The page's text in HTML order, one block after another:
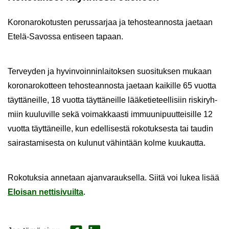
Ko­ro­na­ro­ko­tus­ten pe­rus­sar­jaa ja te­hos­tean­nos­ta jae­taan
Etelä-​Savossa en­ti­seen ta­paan.
Ter­vey­den ja hy­vin­voin­nin­lai­tok­sen suo­si­tuk­sen mu­kaan
ko­ro­na­ro­kot­teen te­hos­tean­nos­ta jae­taan kai­kil­le 65 vuot­ta
täyt­tä­neil­le, 18 vuot­ta täyt­tä­neil­le lää­ke­tie­teel­li­siin ris­ki­ryh­
miin kuu­lu­vil­le sekä voi­mak­kaas­ti im­muu­ni­puut­tei­sil­le 12
vuot­ta täyt­tä­neil­le, kun edel­li­ses­tä ro­ko­tuk­ses­ta tai tau­din
sai­ras­ta­mi­ses­ta on ku­lu­nut vä­hin­tään kolme kuu­kaut­ta.
Ro­ko­tuk­sia an­ne­taan ajan­va­rauk­sel­la. Siitä voi lukea lisää
Eloi­san net­ti­si­vuil­ta.